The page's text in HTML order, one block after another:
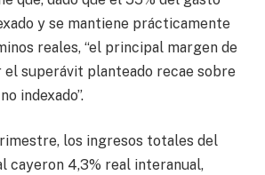
y se mantiene prácticamente
reales, “el principal margen de
superávit planteado recae sobre
indexado”.
los ingresos totales del
cayeron 4,3% real interanual,